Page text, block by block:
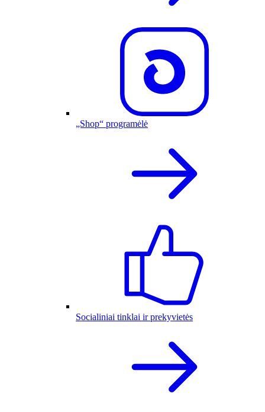
„Shop“ programėlė
Socialiniai tinklai ir prekyvietės